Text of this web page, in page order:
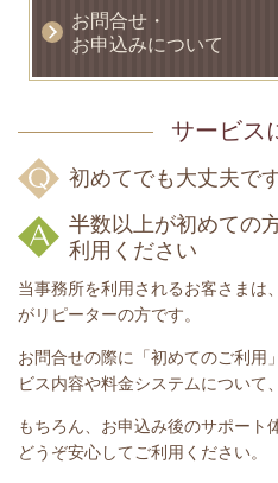
お問合せ・
お申込みについて
サービス
初めてでも大丈夫で
半数以上が初めての
利用ください
当事務所を利用されるお客さまは
がリピーターの方です。
お問合せの際に「初めてのご利用
ビス内容や料金システムについて
もちろん、お申込み後のサポート
どうぞ安心してご利用ください。